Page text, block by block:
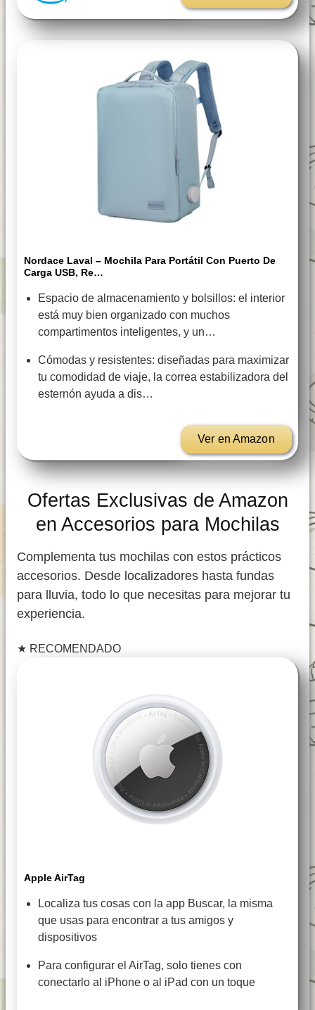
Nordace Laval – Mochila Para Portátil Con Puerto De
Carga USB, Re…
Espacio de almacenamiento y bolsillos: el interior
está muy bien organizado con muchos
compartimentos inteligentes, y un…
Cómodas y resistentes: diseñadas para maximizar
tu comodidad de viaje, la correa estabilizadora del
esternón ayuda a dis…
Ver en Amazon
Ofertas Exclusivas de Amazon
en Accesorios para Mochilas
Complementa tus mochilas con estos prácticos
accesorios. Desde localizadores hasta fundas
para lluvia, todo lo que necesitas para mejorar tu
experiencia.
★ RECOMENDADO
Apple AirTag
Localiza tus cosas con la app Buscar, la misma
que usas para encontrar a tus amigos y
dispositivos
Para configurar el AirTag, solo tienes con
conectarlo al iPhone o al iPad con un toque